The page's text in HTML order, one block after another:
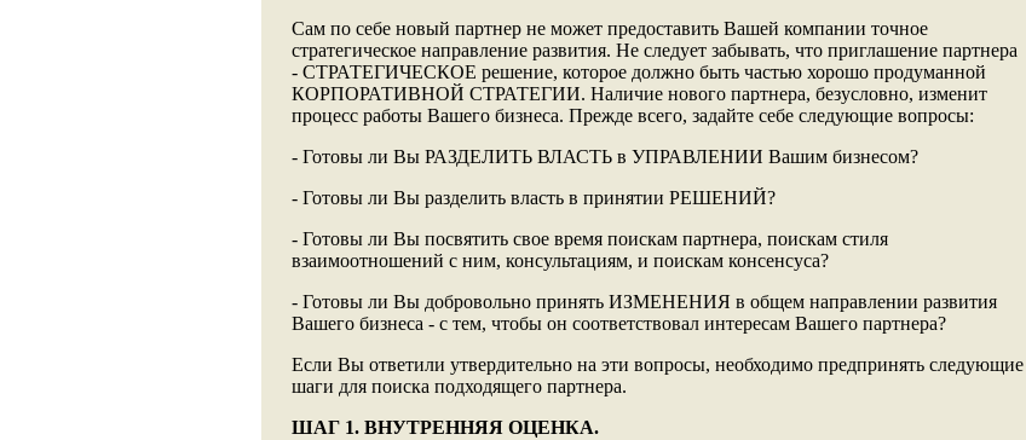
Сам по себе новый партнер не может предоставить Вашей компании точное
стратегическое направление развития. Не следует забывать, что приглашение партнера
- СТРАТЕГИЧЕСКОЕ решение, которое должно быть частью хорошо продуманной
КОРПОРАТИВНОЙ СТРАТЕГИИ. Наличие нового партнера, безусловно, изменит
процесс работы Вашего бизнеса. Прежде всего, задайте себе следующие вопросы:
- Готовы ли Вы РАЗДЕЛИТЬ ВЛАСТЬ в УПРАВЛЕНИИ Вашим бизнесом?
- Готовы ли Вы разделить власть в принятии РЕШЕНИЙ?
- Готовы ли Вы посвятить свое время поискам партнера, поискам стиля
взаимоотношений с ним, консультациям, и поискам консенсуса?
- Готовы ли Вы добровольно принять ИЗМЕНЕНИЯ в общем направлении развития
Вашего бизнеса - с тем, чтобы он соответствовал интересам Вашего партнера?
Если Вы ответили утвердительно на эти вопросы, необходимо предпринять следующие
шаги для поиска подходящего партнера.
ШАГ 1. ВНУТРЕННЯЯ ОЦЕНКА.